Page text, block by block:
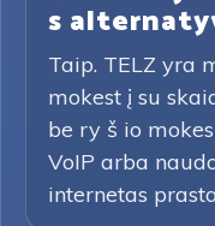
s
Taip. TELZ yra
mokest į su
be ry š io
VoIP arba
internetas